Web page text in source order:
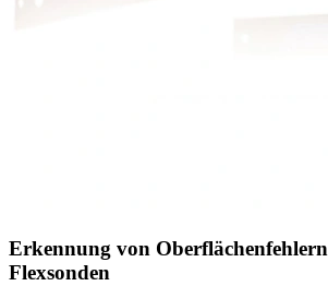
Erkennung von Ober­flächenfehlern
Flexsonden